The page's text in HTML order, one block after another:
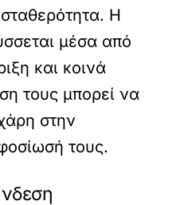
Η
μέσα από
και κοινά
τους μπορεί να
στην
τους.